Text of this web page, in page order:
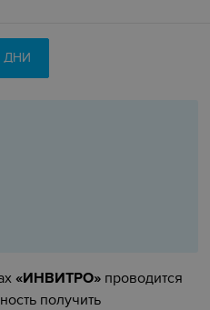
ДНИ
«ИНВИТРО» проводится
получить